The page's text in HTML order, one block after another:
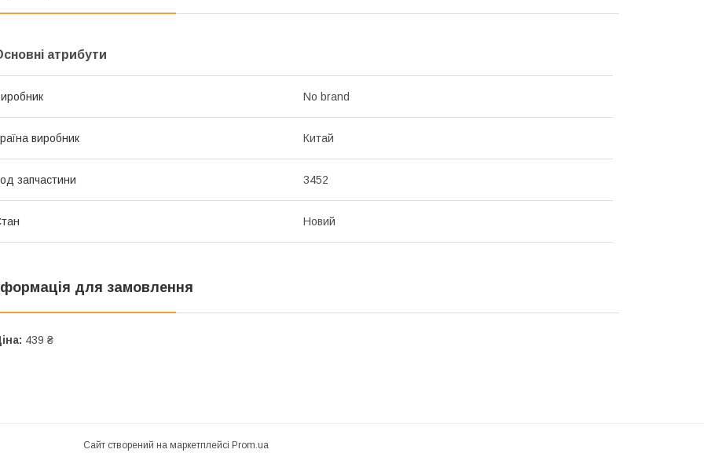
атрибути
No brand
виробник Китай
запчастини 3452
Новий
для замовлення
439 ₴
Сайт створений на маркетплейсі Prom.ua